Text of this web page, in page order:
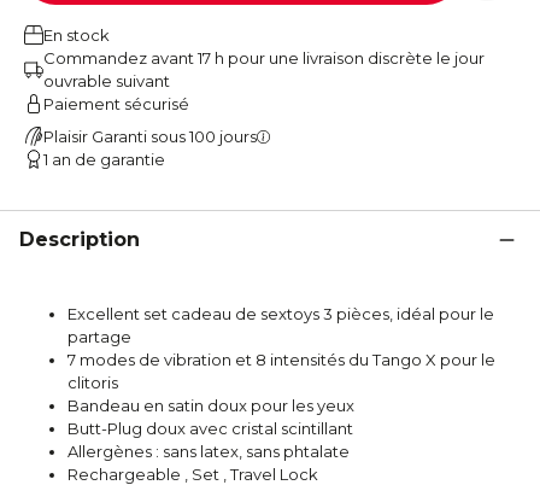
En stock
Commandez avant 17 h pour une livraison discrète le jour
ouvrable suivant
Paiement sécurisé
Plaisir Garanti sous 100 jours
1 an de garantie
Description
Excellent set cadeau de sextoys 3 pièces, idéal pour le
partage
7 modes de vibration et 8 intensités du Tango X pour le
clitoris
Bandeau en satin doux pour les yeux
Butt-Plug doux avec cristal scintillant
Allergènes : sans latex, sans phtalate
Rechargeable , Set , Travel Lock